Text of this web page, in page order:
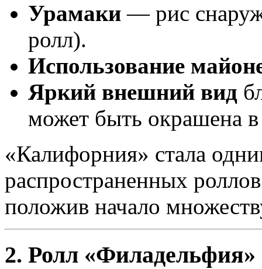
Урамаки — рис
ролл).
Использование
Яркий внешний вид
может быть окрашена в
«Калифорния» стала
распространенных
положив начало
2. Ролл «Филадельфия»